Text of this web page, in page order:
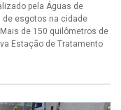
pela Águas de
de esgotos na cidade
de 150 quilômetros de
Estação de Tratamento